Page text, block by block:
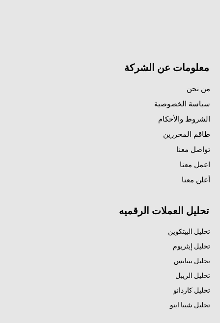
معلومات عن الشركة
من نحن
سياسة الخصوصية
الشروط والأحكام
طاقم المحررين
تواصل معنا
اعمل معنا
أعلن معنا
تحليل العملات الرقميه
تحليل البيتكوين
تحليل إيثريوم
تحليل بينانس
تحليل الريبل
تحليل كاردانو
تحليل شيبا اينو